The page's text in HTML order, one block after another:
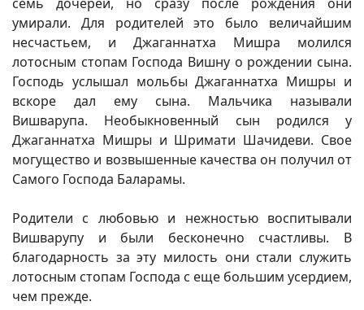
умирали. Для родителей это было величайшим
несчастьем, и Джаганнатха Мишра молился
лотосным стопам Господа Вишну о рождении сына.
Господь услышал мольбы Джаганнатха Мишры и
вскоре дал ему сына. Мальчика называли
Вишварупа. Необыкновенный сын родился у
Джаганнатха Мишры и Шримати Шачидеви. Свое
могущество и возвышенные качества он получил от
Самого Господа Баларамы.
Родители с любовью и нежностью воспитывали
Вишварупу и были бесконечно счастливы. В
благодарность за эту милость они стали служить
лотосным стопам Господа с еще большим усердием,
чем прежде.